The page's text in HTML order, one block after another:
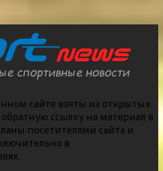
сайте взяты из открытых
ссылку на материал в
посетителями сайта и
в